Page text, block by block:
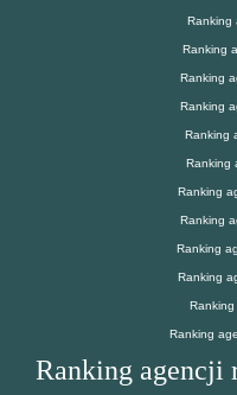
Ranking
Ranking
Ranking
Ranking
Ranking
Ranking
Ranking
Ranking
Ranking
Ranking
Ranking
Ranking
Ranking agencji